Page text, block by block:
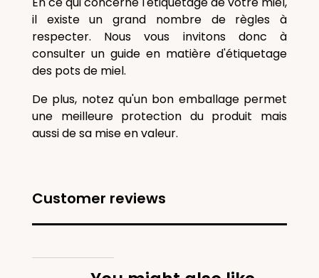
il existe un grand nombre de règles à
respecter. Nous vous invitons donc à
consulter un guide en matière d'étiquetage
des pots de miel.
De plus, notez qu'un bon emballage permet
une meilleure protection du produit mais
aussi de sa mise en valeur.
Customer reviews